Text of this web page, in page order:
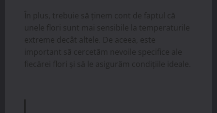
În plus, trebuie să ținem cont de faptul că
unele flori sunt mai sensibile la temperaturile
extreme decât altele. De aceea, este
important să cercetăm nevoile specifice ale
fiecărei flori și să le asigurăm condițiile ideale.